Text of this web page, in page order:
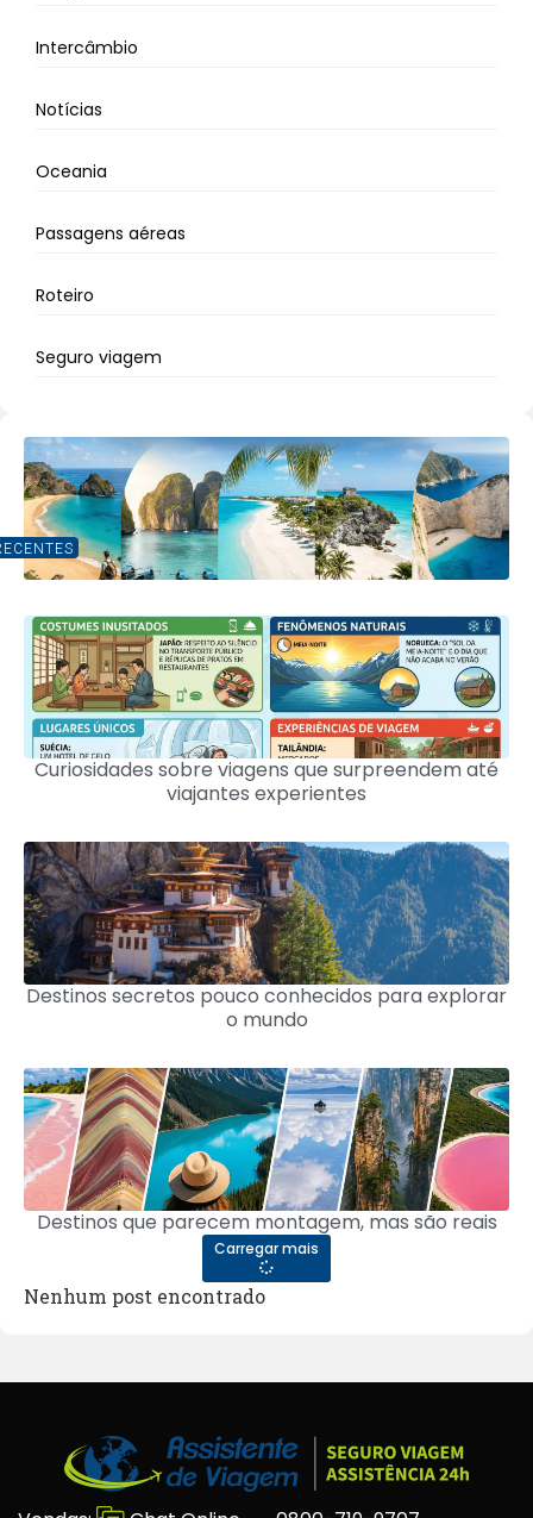
Intercâmbio
Notícias
Oceania
Passagens aéreas
Roteiro
Seguro viagem
Curiosidades sobre viagens que surpreendem até
viajantes experientes
Destinos secretos pouco conhecidos para explorar
o mundo
Destinos que parecem montagem, mas são reais
Carregar mais
Nenhum post encontrado